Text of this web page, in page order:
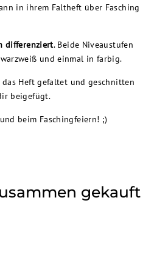
in ihrem Faltheft über Fasching
differenziert. Beide Niveaustufen
und einmal in farbig.
Heft gefaltet und geschnitten
beigefügt.
beim Faschingfeiern! ;)
gekauft